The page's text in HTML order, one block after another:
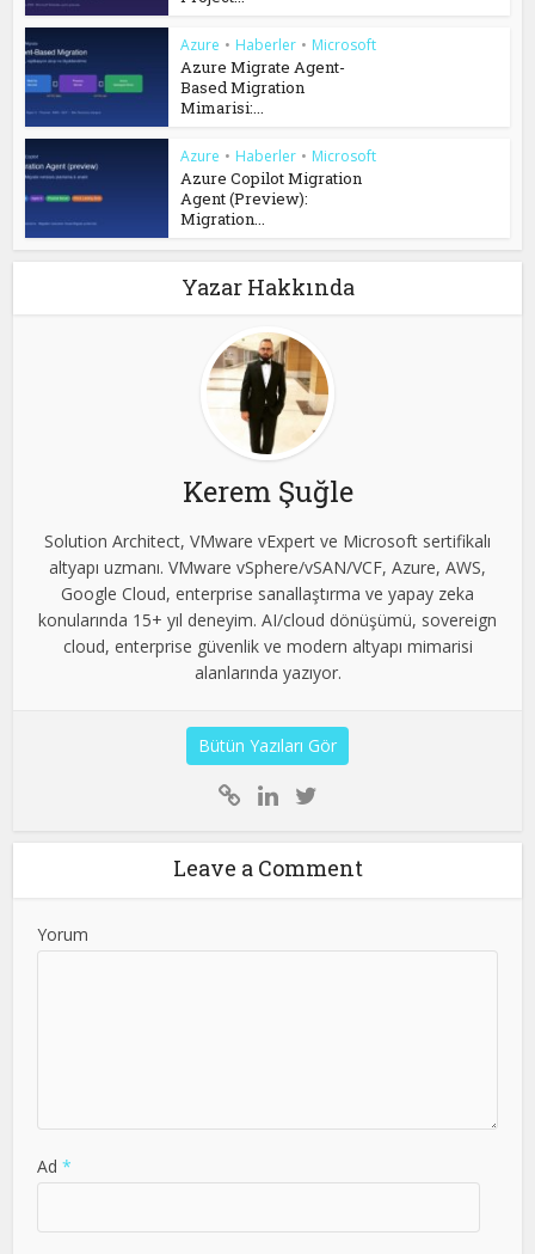
Azure • Haberler • Microsoft
Azure Migrate Agent-
Based Migration
Mimarisi:...
Azure • Haberler • Microsoft
Azure Copilot Migration
Agent (Preview):
Migration...
Yazar Hakkında
Kerem Şuğle
Solution Architect, VMware vExpert ve Microsoft sertifikalı
altyapı uzmanı. VMware vSphere/vSAN/VCF, Azure, AWS,
Google Cloud, enterprise sanallaştırma ve yapay zeka
konularında 15+ yıl deneyim. AI/cloud dönüşümü, sovereign
cloud, enterprise güvenlik ve modern altyapı mimarisi
alanlarında yazıyor.
Bütün Yazıları Gör
Leave a Comment
Yorum
Ad*